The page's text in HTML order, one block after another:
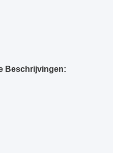
Beschrijvingen: